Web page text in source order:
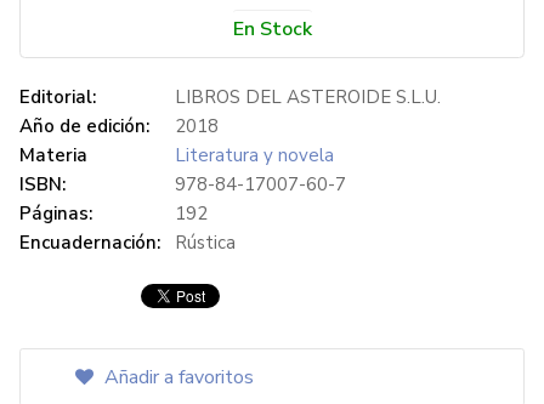
En Stock
Editorial:
LIBROS DEL ASTEROIDE S.L.U.
Año de edición:
2018
Materia
Literatura y novela
ISBN:
978-84-17007-60-7
Páginas:
192
Encuadernación:
Rústica
Añadir a favoritos